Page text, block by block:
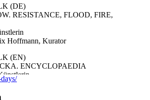
(DE)
RESISTANCE, FLOOD, FIRE,
Hoffmann, Kurator
(EN)
ENCYCLOPAEDIA
Pietrzak-Franger, Wissenschaftlerin